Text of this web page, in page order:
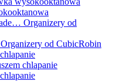
Organizery od
od CubicRobin
chlapanie